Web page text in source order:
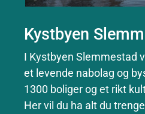
Kystbyen
I Kystbyen Slemmestad
et levende nabolag og
1300 boliger og et rikt
Her vil du ha alt du